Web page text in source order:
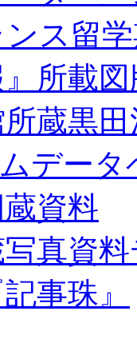
ス留
』所載
蔵黒
データ
資料
真資
事珠』